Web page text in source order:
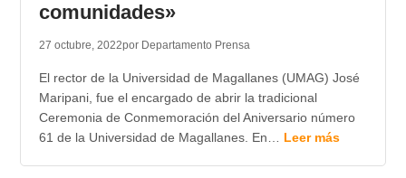
comunidades»
27 octubre, 2022por Departamento Prensa
El rector de la Universidad de Magallanes (UMAG) José
Maripani, fue el encargado de abrir la tradicional
Ceremonia de Conmemoración del Aniversario número
61 de la Universidad de Magallanes. En… Leer más